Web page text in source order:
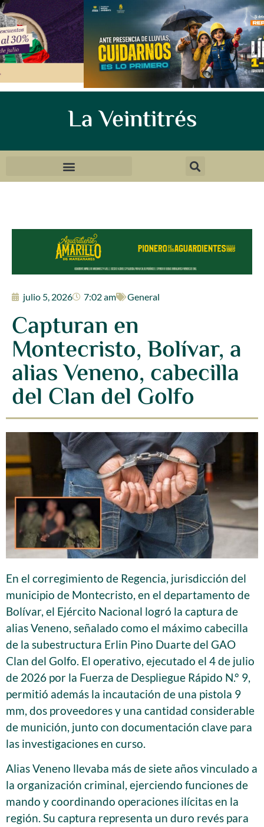
La Veintitrés
julio 5, 2026 7:02 am General
Capturan en
Montecristo, Bolívar, a
alias Veneno, cabecilla
del Clan del Golfo
En el corregimiento de Regencia, jurisdicción del
municipio de Montecristo, en el departamento de
Bolívar, el Ejército Nacional logró la captura de
alias Veneno, señalado como el máximo cabecilla
de la subestructura Erlin Pino Duarte del GAO
Clan del Golfo. El operativo, ejecutado el 4 de julio
de 2026 por la Fuerza de Despliegue Rápido N.° 9,
permitió además la incautación de una pistola 9
mm, dos proveedores y una cantidad considerable
de munición, junto con documentación clave para
las investigaciones en curso.
Alias Veneno llevaba más de siete años vinculado a
la organización criminal, ejerciendo funciones de
mando y coordinando operaciones ilícitas en la
región. Su captura representa un duro revés para